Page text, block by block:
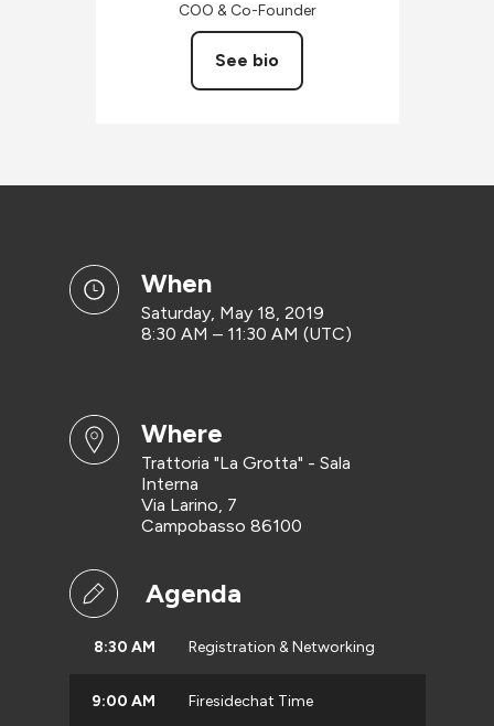
COO & Co-Founder
See bio
when
Saturday, May 18, 2019
8:30 AM – 11:30 AM (UTC)
where
Trattoria "La Grotta" - Sala
Interna
Via Larino, 7
Campobasso 86100
Agenda
8:30 AM Registration & Networking
9:00 AM Firesidechat Time